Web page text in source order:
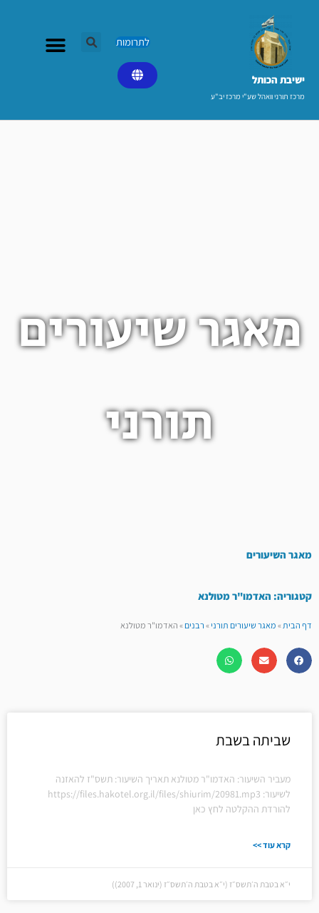
ישיבת הכותל​
מרכז תורני וואהל שע"י מרכז יב"ע
לתרומות
מאגר שיעורים
תורני
מאגר השיעורים
קטגוריה: האדמו"ר מטולנא
דף הבית»מאגר שיעורים תורני»רבנים»האדמו"ר מטולנא
שביתה בשבת
מעביר השיעור: האדמו"ר מטולנא תאריך השיעור: תשס"ז להאזנה
לשיעור: https://files.hakotel.org.il/files/shiurim/20981.mp3
להורדת ההקלטה לחץ כאן
קרא עוד >>
י״א בטבת ה׳תשס״ז (י״א בטבת ה׳תשס״ז (ינואר 1, 2007))